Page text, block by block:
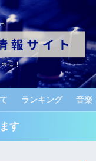
ランキング 音楽
す